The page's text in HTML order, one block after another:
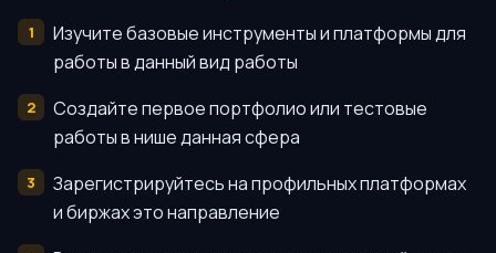
Изучите базовые инструменты и платформы для
работы в данный вид работы
Создайте первое портфолио или тестовые
работы в нише данная сфера
Зарегистрируйтесь на профильных платформах
и биржах это направление